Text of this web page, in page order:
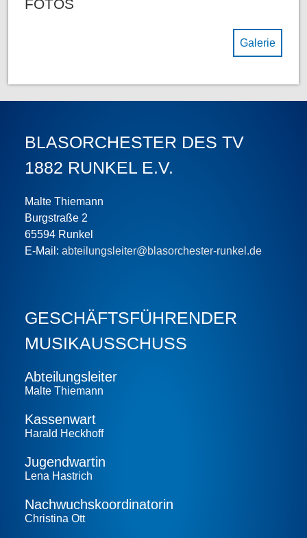
FOTOS
Galerie
BLASORCHESTER DES TV
1882 RUNKEL E.V.
Malte Thiemann
Burgstraße 2
65594 Runkel
E-Mail: abteilungsleiter@blasorchester-runkel.de
GESCHÄFTS­FÜHRENDER
MUSIKAUSSCHUSS
Abteilungs­leiter
Malte Thiemann
Kassenwart
Harald Heckhoff
Jugendwartin
Lena Hastrich
Nachwuchs­koordinatorin
Christina Ott